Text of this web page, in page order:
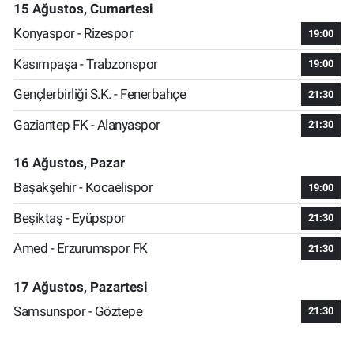
15 Ağustos, Cumartesi
Konyaspor - Rizespor
19:00
Kasımpaşa - Trabzonspor 19:00
Gençlerbirliği S.K. - Fenerbahçe 21:30
Gaziantep FK - Alanyaspor 21:30
16 Ağustos, Pazar
Başakşehir - Kocaelispor
19:00
Beşiktaş - Eyüpspor 21:30
Amed - Erzurumspor FK 21:30
17 Ağustos, Pazartesi
Samsunspor - Göztepe
21:30